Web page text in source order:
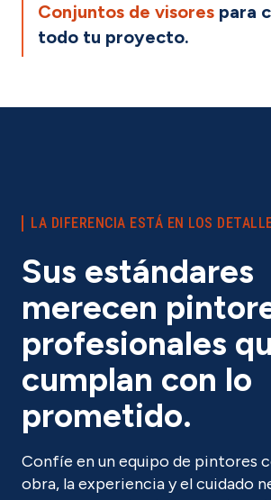
Conjuntos de visores para
todo tu proyecto.
LA DIFERENCIA ESTÁ EN LOS
Sus estándares
merecen
profesionales
cumplan con lo
prometido.
Confíe en un equipo de pintores
obra, la experiencia y el cuidado